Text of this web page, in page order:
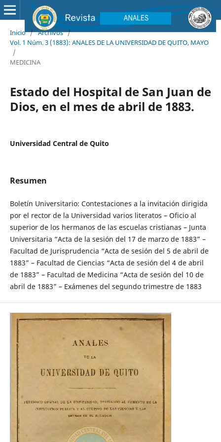
Inicio / Archivos /
Vol. 1 Núm. 3 (1883): ANALES DE LA UNIVERSIDAD DE QUITO, MAYO
/
MEDICINA
Estado del Hospital de San Juan de
Dios, en el mes de abril de 1883.
Universidad Central de Quito
Resumen
Boletín Universitario: Contestaciones a la invitación dirigida
por el rector de la Universidad varios literatos – Oficio al
superior de los hermanos de las escuelas cristianas – Junta
Universitaria “Acta de la sesión del 17 de marzo de 1883” –
Facultad de Jurisprudencia “Acta de sesión del 5 de abril de
1883” – Facultad de Ciencias “Acta de sesión del 4 de abril
de 1883” – Facultad de Medicina “Acta de sesión del 10 de
abril de 1883” – Exámenes del segundo trimestre de 1883